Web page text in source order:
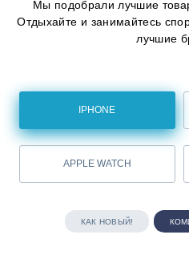
Мы подобрали лучшие
Отдыхайте и занимайтесь
лучшие
IPHONE
APPLE WATCH
КАК НОВЫЙ!